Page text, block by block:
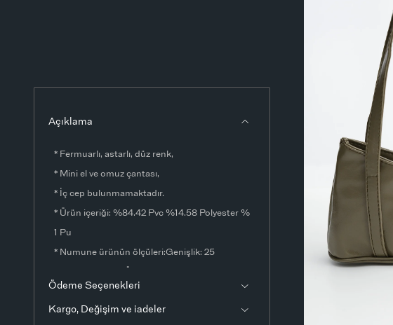
Açıklama
* Fermuarlı, astarlı, düz renk,
* Mini el ve omuz çantası,
* İç cep bulunmamaktadır.
* Ürün içeriği: %84.42 Pvc %14.58 Polyester %
1 Pu
* Numune ürünün ölçüleri:Genişlik: 25
olabilir.
* Ürün fotoğrafları stüdyo ortamında
Ödeme Seçenekleri
Kargo, Değişim ve iadeler